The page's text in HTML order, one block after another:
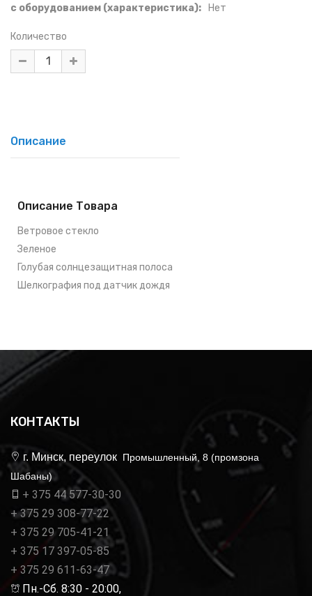
с оборудованием (характеристика): Нет
Количество
Описание
Описание Товара
Ветровое стекло
Зеленое
Голубая солнцезащитная полоса
Шелкография под датчик дождя
КОНТАКТЫ
г. Минск, переулок Промышленный, 8 (промзона
Шабаны)
+ 375 44 577-30-30
+ 375 29 308-77-22
+ 375 29 705-41-21
+ 375 17 397-05-85
+ 375 29 611-63-47
Пн.-Сб. 8:30 - 20:00,